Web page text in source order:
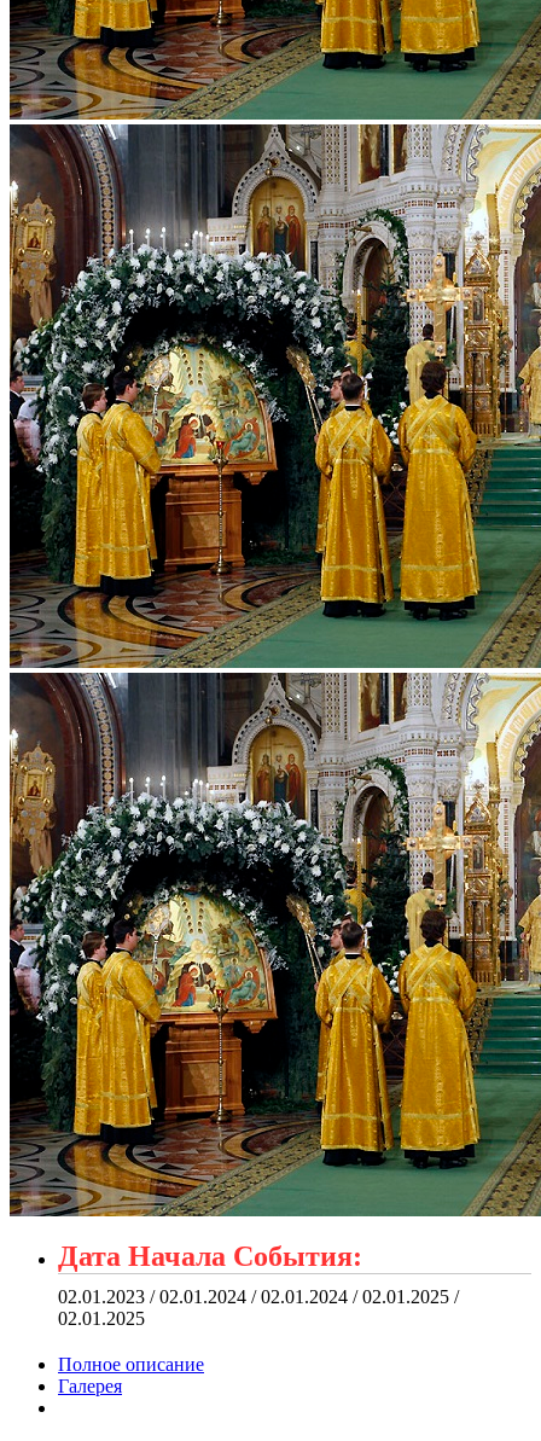
Дата Начала События:
02.01.2023 / 02.01.2024 / 02.01.2024 / 02.01.2025 /
02.01.2025
Полное описание
Галерея